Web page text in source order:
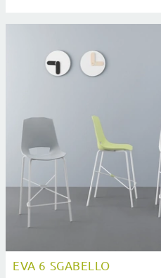
EVA 6 SGABELLO